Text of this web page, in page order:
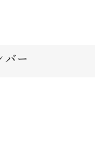
バー